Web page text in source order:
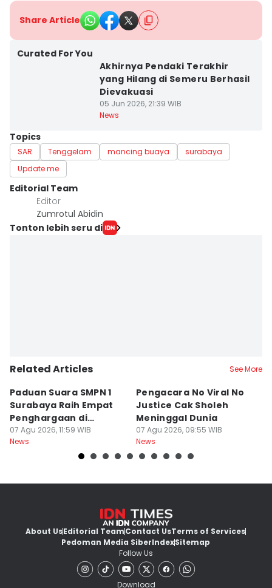
Share Article
Curated For You
Akhirnya Pendaki Terakhir
yang Hilang di Semeru Berhasil
Dievakuasi
05 Jun 2026, 21:39 WIB
News
Topics
SAR Tenggelam mancing buaya
surabaya
Update me
Editorial Team
Editor
Zumrotul Abidin
Tonton lebih seru di
Related Articles See More
Paduan Suara SMPN 1
Surabaya Raih Empat
Penghargaan di
Thailand
07 Agu 2026, 11:59 WIB
News
Pengacara No Viral No
Justice Cak Sholeh
Meninggal Dunia
07 Agu 2026, 09:55 WIB
News
About UsEditorial TeamContact UsTerms of Services
Pedoman Media SiberIndexSitemap
Follow Us
Download